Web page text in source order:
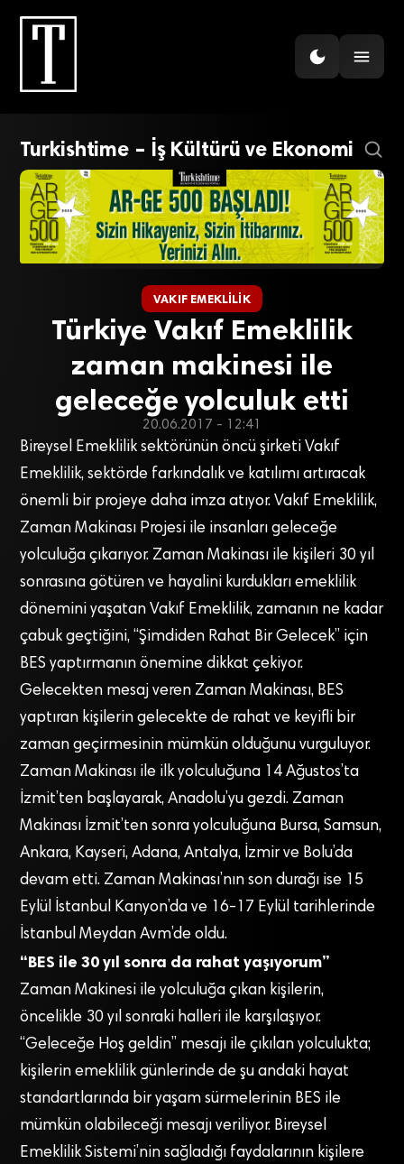
Turkishtime – İş Kültürü ve Ekonomi
VAKIF EMEKLILIK
Türkiye Vakıf Emeklilik
zaman makinesi ile
geleceğe yolculuk etti
20.06.2017 - 12:41
Bireysel Emeklilik sektörünün öncü şirketi Vakıf
Emeklilik, sektörde farkındalık ve katılımı artıracak
önemli bir projeye daha imza atıyor. Vakıf Emeklilik,
Zaman Makinası Projesi ile insanları geleceğe
yolculuğa çıkarıyor. Zaman Makinası ile kişileri 30 yıl
sonrasına götüren ve hayalini kurdukları emeklilik
dönemini yaşatan Vakıf Emeklilik, zamanın ne kadar
çabuk geçtiğini, “Şimdiden Rahat Bir Gelecek” için
BES yaptırmanın önemine dikkat çekiyor.
Gelecekten mesaj veren Zaman Makinası, BES
yaptıran kişilerin gelecekte de rahat ve keyifli bir
zaman geçirmesinin mümkün olduğunu vurguluyor.
Zaman Makinası ile ilk yolculuğuna 14 Ağustos’ta
İzmit’ten başlayarak, Anadolu’yu gezdi. Zaman
Makinası İzmit’ten sonra yolculuğuna Bursa, Samsun,
Ankara, Kayseri, Adana, Antalya, İzmir ve Bolu’da
devam etti. Zaman Makinası’nın son durağı ise 15
Eylül İstanbul Kanyon’da ve 16-17 Eylül tarihlerinde
İstanbul Meydan Avm’de oldu.
“BES ile 30 yıl sonra da rahat yaşıyorum”
Zaman Makinesi ile yolculuğa çıkan kişilerin,
öncelikle 30 yıl sonraki halleri ile karşılaşıyor.
“Geleceğe Hoş geldin” mesajı ile çıkılan yolculukta;
kişilerin emeklilik günlerinde de şu andaki hayat
standartlarında bir yaşam sürmelerinin BES ile
mümkün olabileceği mesajı veriliyor. Bireysel
Emeklilik Sistemi’nin sağladığı faydalarının kişilere